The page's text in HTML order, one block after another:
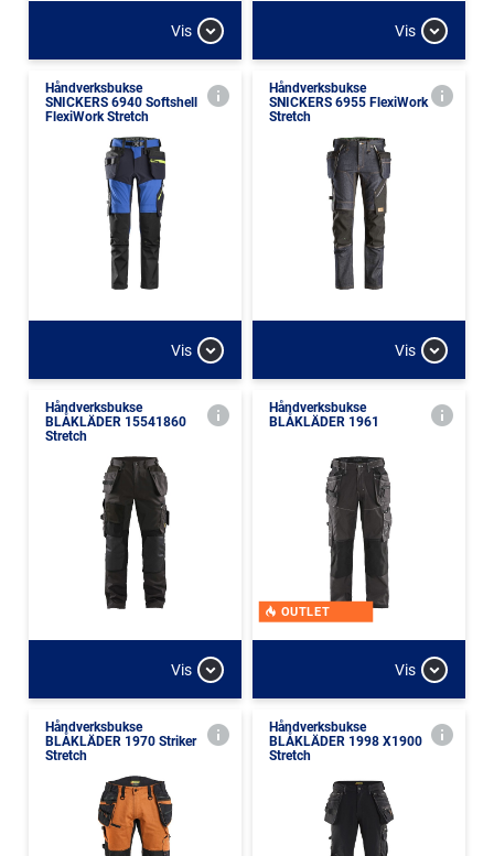
Vis Vis
Håndverksbukse
SNICKERS 6940 Softshell
FlexiWork Stretch
Vis
Håndverksbukse
SNICKERS 6955 FlexiWork
Stretch
Vis
Håndverksbukse
BLÅKLÄDER 15541860
Stretch
Vis
Håndverksbukse
BLÅKLÄDER 1961
OUTLET
Vis
Håndverksbukse
BLÅKLÄDER 1970 Striker
Stretch
Håndverksbukse
BLÅKLÄDER 1998 X1900
Stretch